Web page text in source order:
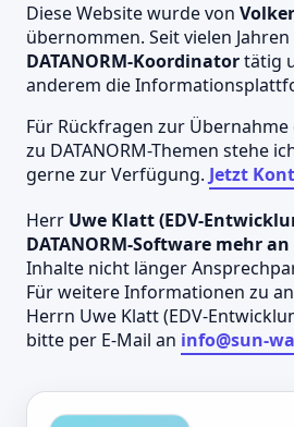
Diese Website wurde von
übernommen. Seit vielen
DATANORM-Koordinatortätig
anderem die
Für Rückfragen zur
zu DATANORM-Themen stehe
gerne zur Verfügung. Jetzt
Herr Uwe Klatt (EDV-
DATANORM-Software mehr an
Inhalte nicht länger
Für weitere Informationen zu
Herrn Uwe Klatt (EDV-
bitte per E-Mail an info@sun-